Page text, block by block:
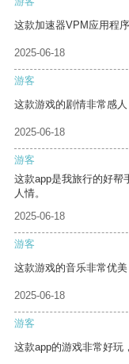
这款加速器VPM应用程
2025-06-18
游客
这款游戏的剧情非常感人
2025-06-18
游客
这款app是我旅行的好帮
人情。
2025-06-18
游客
这款游戏的音乐非常优美
2025-06-18
游客
这款app的游戏非常好玩